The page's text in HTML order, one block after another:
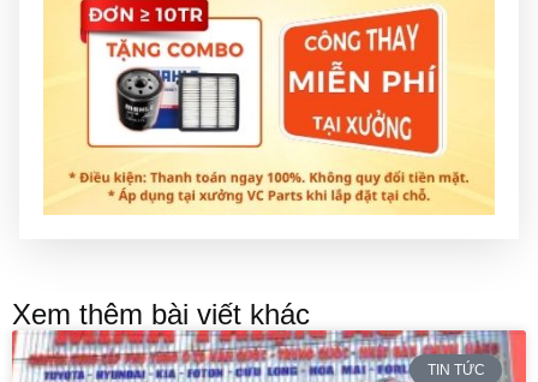
Xem thêm bài viết khác
TIN TỨC